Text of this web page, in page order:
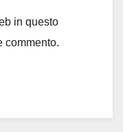
in questo
commento.